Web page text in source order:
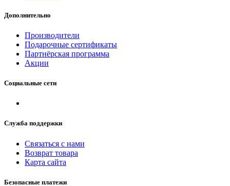
Дополнительно
Производители
Подарочные сертификаты
Партнёрская программа
Акции
Социальные сети
Служба поддержки
Связаться с нами
Возврат товара
Карта сайта
Безопасные платежи